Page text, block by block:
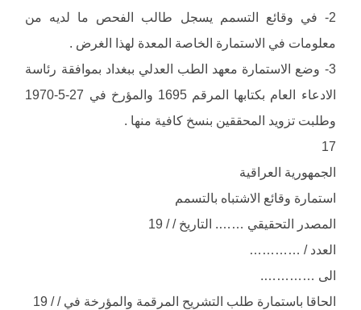
2- في وقائع التسمم يسجل طالب الفحص ما لديه من
معلومات في الاستمارة الخاصة المعدة لهذا الغرض .
3- وضع الاستمارة معهد الطب العدلي ببغداد بموافقة رئاسة
الادعاء العام بكتابها المرقم 1695 والمؤرخ في 27-5-1970
وطلبت تزويد المحققين بنسخ كافية منها .
17
الجمهورية العراقية
استمارة وقائع الاشتباه بالتسمم
المصدر التحقيقي ……. التاريخ / / 19
العدد / …………
الى ………….
الحاقا باستمارة طلب التشريح المرقمة والمؤرخة في / / 19